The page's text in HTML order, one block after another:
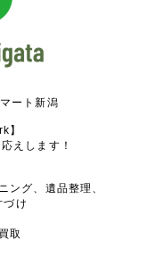
ート新潟
】
えします！
ング、遺品整理、
づけ
取